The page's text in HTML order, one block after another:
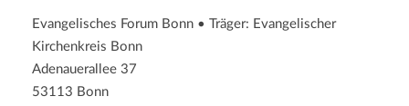
Evangelisches Forum Bonn • Träger: Evangelischer
Kirchenkreis Bonn
Adenauerallee 37
53113 Bonn